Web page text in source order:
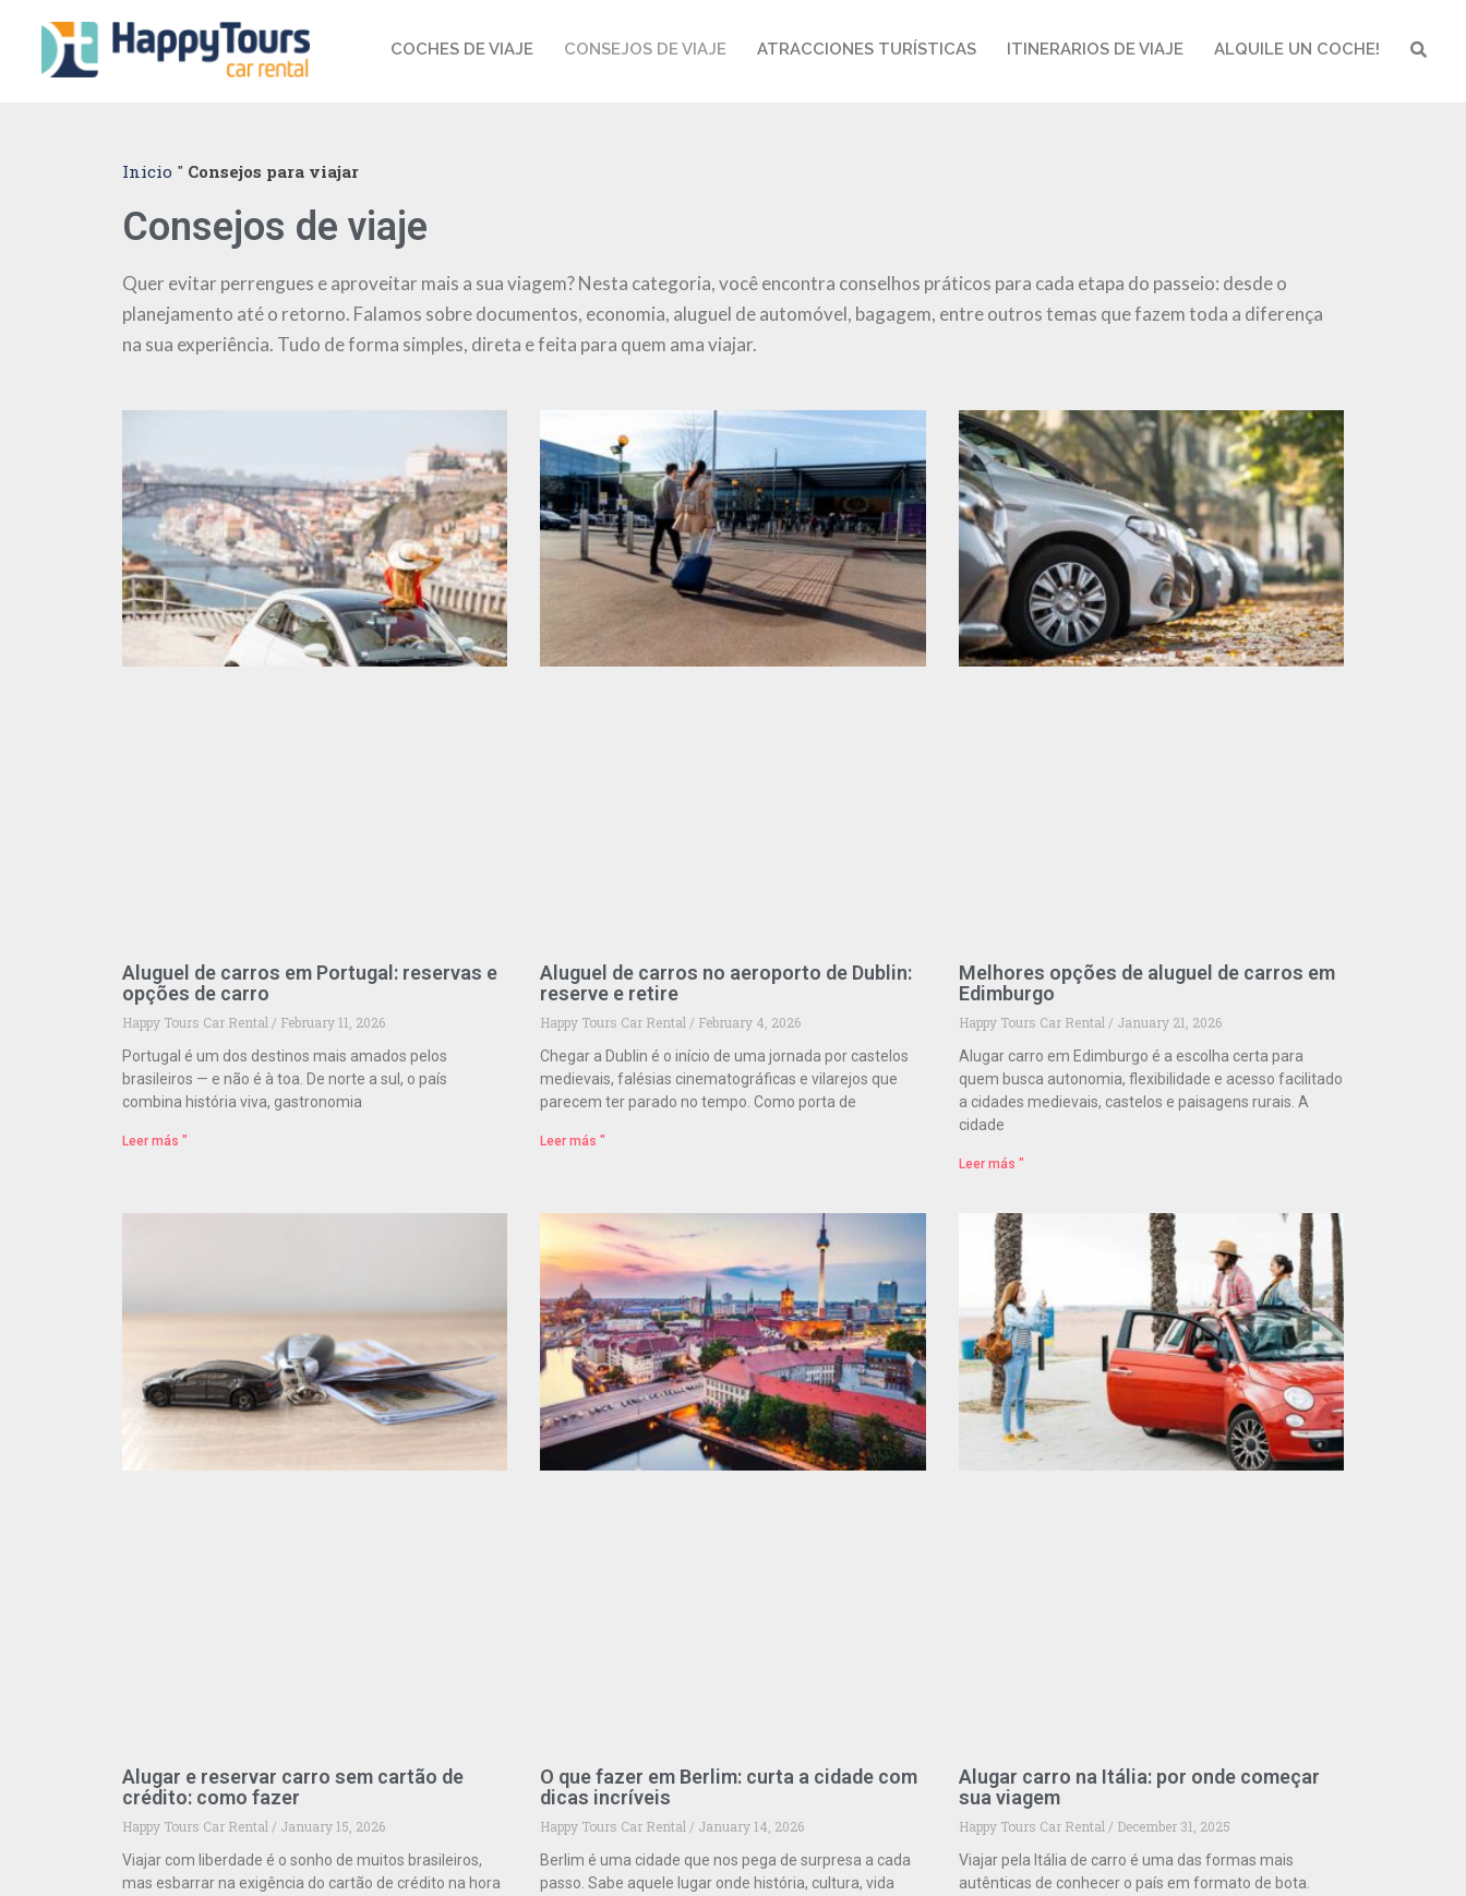
COCHES DE VIAJE CONSEJOS DE VIAJE ATRACCIONES TURÍSTICAS ITINERARIOS DE VIAJE ALQUILE UN COCHE!
Inicio " Consejos para viajar
Consejos de viaje
Quer evitar perrengues e aproveitar mais a sua viagem? Nesta categoria, você encontra conselhos práticos para cada etapa do passeio: desde o
planejamento até o retorno. Falamos sobre documentos, economia, aluguel de automóvel, bagagem, entre outros temas que fazem toda a diferença
na sua experiência. Tudo de forma simples, direta e feita para quem ama viajar.
Aluguel de carros em Portugal: reservas e
opções de carro
Happy Tours Car Rental
February 11, 2026
Portugal é um dos destinos mais amados pelos
brasileiros — e não é à toa. De norte a sul, o país
combina história viva, gastronomia
Leer más "
Aluguel de carros no aeroporto de Dublin:
reserve e retire
Happy Tours Car Rental February 4, 2026
Chegar a Dublin é o início de uma jornada por castelos
medievais, falésias cinematográficas e vilarejos que
parecem ter parado no tempo. Como porta de
Leer más "
Melhores opções de aluguel de carros em
Edimburgo
Happy Tours Car Rental
January 21, 2026
Alugar carro em Edimburgo é a escolha certa para
quem busca autonomia, flexibilidade e acesso facilitado
a cidades medievais, castelos e paisagens rurais. A
cidade
Leer más "
Alugar e reservar carro sem cartão de
crédito: como fazer
Happy Tours Car Rental
January 15, 2026
Viajar com liberdade é o sonho de muitos brasileiros,
mas esbarrar na exigência do cartão de crédito na hora
O que fazer em Berlim: curta a cidade com
dicas incríveis
Happy Tours Car Rental
January 14, 2026
Berlim é uma cidade que nos pega de surpresa a cada
passo. Sabe aquele lugar onde história, cultura, vida
Alugar carro na Itália: por onde começar
sua viagem
Happy Tours Car Rental
December 31, 2025
Viajar pela Itália de carro é uma das formas mais
autênticas de conhecer o país em formato de bota.